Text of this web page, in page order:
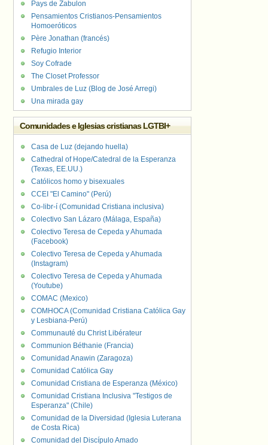
Pays de Zabulon
Pensamientos Cristianos-Pensamientos
Homoeróticos
Père Jonathan (francés)
Refugio Interior
Soy Cofrade
The Closet Professor
Umbrales de Luz (Blog de José Arregi)
Una mirada gay
Comunidades e Iglesias cristianas LGTBI+
Casa de Luz (dejando huella)
Cathedral of Hope/Catedral de la Esperanza
(Texas, EE.UU.)
Católicos homo y bisexuales
CCEI "El Camino" (Perú)
Co-libr-í (Comunidad Cristiana inclusiva)
Colectivo San Lázaro (Málaga, España)
Colectivo Teresa de Cepeda y Ahumada
(Facebook)
Colectivo Teresa de Cepeda y Ahumada
(Instagram)
Colectivo Teresa de Cepeda y Ahumada
(Youtube)
COMAC (Mexico)
COMHOCA (Comunidad Cristiana Católica Gay
y Lesbiana-Perú)
Communauté du Christ Libérateur
Communion Béthanie (Francia)
Comunidad Anawin (Zaragoza)
Comunidad Católica Gay
Comunidad Cristiana de Esperanza (México)
Comunidad Cristiana Inclusiva "Testigos de
Esperanza" (Chile)
Comunidad de la Diversidad (Iglesia Luterana
de Costa Rica)
Comunidad del Discípulo Amado